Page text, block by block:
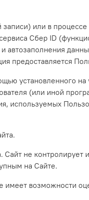
или в
Сбер ID
автозаполнения
предоставляется
установленного на
(или иной
используемых
не контролирует и
на Сайте.
возможности